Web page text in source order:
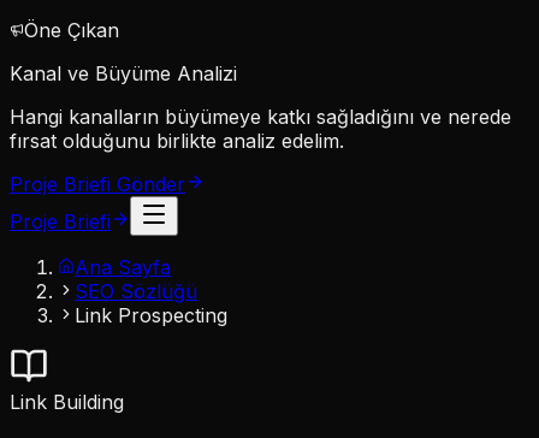
Öne Çıkan
Kanal ve Büyüme Analizi
Hangi kanalların büyümeye katkı sağladığını ve nerede
fırsat olduğunu birlikte analiz edelim.
Proje Briefi Gönder
Proje Briefi
Ana Sayfa
SEO Sözlüğü
Link Prospecting
Link Building